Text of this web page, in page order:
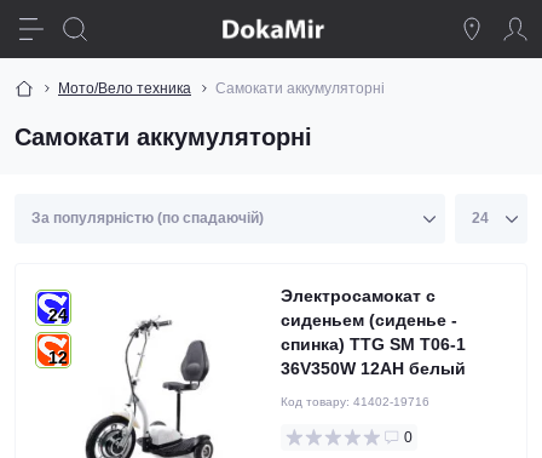
Мото/Вело техника Самокати аккумуляторні
Самокати аккумуляторні
24
12
Электросамокат с
сиденьем (сиденье -
спинка) TTG SM T06-1
36V350W 12AH белый
Код товару: 41402-19716
0